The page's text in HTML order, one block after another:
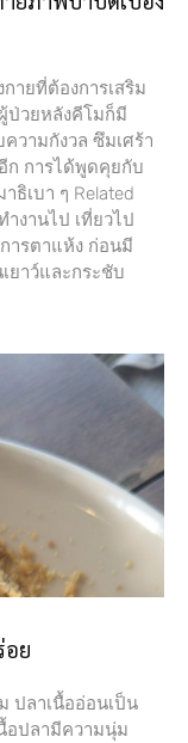
ายที่ต้องการเสริม
ป่วยหลังคีโมก็มี
วามกังวล ซึมเศร้า
ก การได้พูดคุยกับ
ธิเบา ๆ Related
ำงานไป เที่ยวไป
ารตาแห้ง ก่อนมี
ยาว์และกระชับ
อย
ปลาเนื้ออ่อนเป็น
อปลามีความนุ่ม